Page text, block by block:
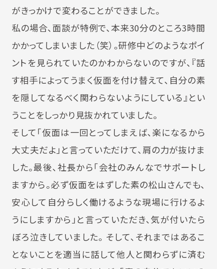
がきっかけで変わることができました。
私の場合、面談が特例で、本来30分のところ3時間
かかってしまいました（笑）。研修中どのようなポイ
ントを見られていたのかわからないのですが、『話
す相手によってうまく仮面を付け替えて、自分の素
を隠してなるべく関わらないようにしている』とい
うことをしっかり見抜かれていました。
そして「仮面は一回とってしまえば、楽になるから
大丈夫だよ」と言っていただけて、肩の力が抜けま
した。最後、社長から「会社のみんなでサポートし
ますから。必ず仮面をはずした素の松山さんでも、
安心して自分らしく働けるような現場に行けるよ
うにしますから」と言っていただき、気が付いたら
ぼろ泣きしていました。 そして、それまではあるこ
とないことを適当に話して他人と関わらずに済む